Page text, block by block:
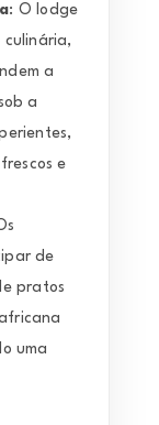
: O lodge
a
a
e
de
pratos
uma